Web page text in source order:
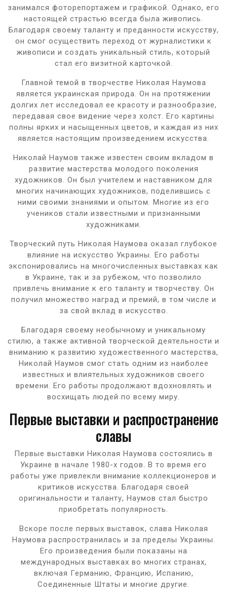
занимался фоторепортажем и графикой. Однако, его
настоящей страстью всегда была живопись.
Благодаря своему таланту и преданности искусству,
он смог осуществить переход от журналистики к
живописи и создать уникальный стиль, который
стал его визитной карточкой.
Главной темой в творчестве Николая Наумова
является украинская природа. Он на протяжении
долгих лет исследовал ее красоту и разнообразие,
передавая свое видение через холст. Его картины
полны ярких и насыщенных цветов, и каждая из них
является настоящим произведением искусства.
Николай Наумов также известен своим вкладом в
развитие мастерства молодого поколения
художников. Он был учителем и наставником для
многих начинающих художников, поделившись с
ними своими знаниями и опытом. Многие из его
учеников стали известными и признанными
художниками.
Творческий путь Николая Наумова оказал глубокое
влияние на искусство Украины. Его работы
экспонировались на многочисленных выставках как
в Украине, так и за рубежом, что позволило
привлечь внимание к его таланту и творчеству. Он
получил множество наград и премий, в том числе и
за свой вклад в искусство.
Благодаря своему необычному и уникальному
стилю, а также активной творческой деятельности и
вниманию к развитию художественного мастерства,
Николай Наумов смог стать одним из наиболее
известных и влиятельных художников своего
времени. Его работы продолжают вдохновлять и
восхищать людей по всему миру.
Первые выставки и распространение
славы
Первые выставки Николая Наумова состоялись в
Украине в начале 1980-х годов. В то время его
работы уже привлекли внимание коллекционеров и
критиков искусства. Благодаря своей
оригинальности и таланту, Наумов стал быстро
приобретать популярность.
Вскоре после первых выставок, слава Николая
Наумова распространилась и за пределы Украины.
Его произведения были показаны на
международных выставках во многих странах,
включая Германию, Францию, Испанию,
Соединенные Штаты и многие другие.